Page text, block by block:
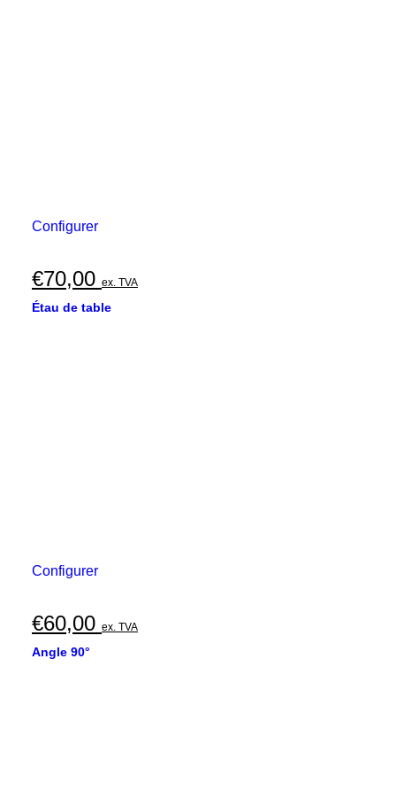
Configurer
€70,00 ex. TVA
Étau de table
Configurer
€60,00 ex. TVA
Angle 90°